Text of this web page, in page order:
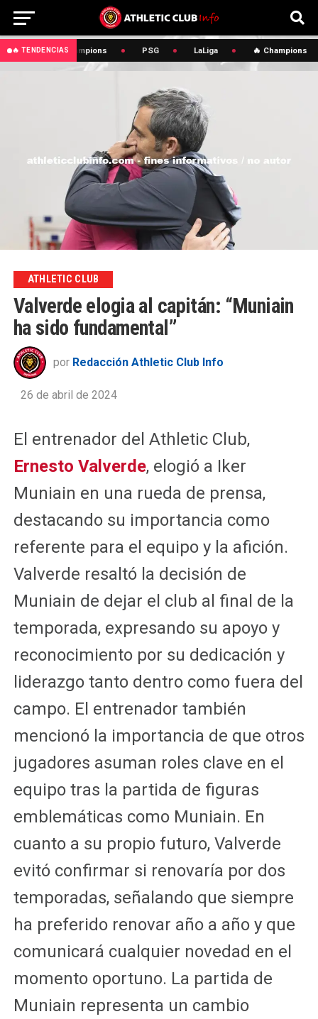
🔥 TENDENCIAS🔥 Champions PSG LaLiga 🔥 Champions
ATHLETIC CLUB
Valverde elogia al capitán: “Muniain
ha sido fundamental”
por Redacción Athletic Club Info
26 de abril de 2024
El entrenador del Athletic Club,
Ernesto Valverde, elogió a Iker
Muniain en una rueda de prensa,
destacando su importancia como
referente para el equipo y la afición.
Valverde resaltó la decisión de
Muniain de dejar el club al final de la
temporada, expresando su apoyo y
reconocimiento por su dedicación y
liderazgo tanto dentro como fuera del
campo. El entrenador también
mencionó la importancia de que otros
jugadores asuman roles clave en el
equipo tras la partida de figuras
emblemáticas como Muniain. En
cuanto a su propio futuro, Valverde
evitó confirmar si renovaría por dos
temporadas, señalando que siempre
ha preferido renovar año a año y que
comunicará cualquier novedad en el
momento oportuno. La partida de
Muniain representa un cambio